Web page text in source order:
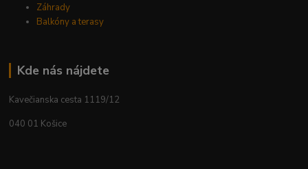
Záhrady
Balkóny a terasy
Kde nás nájdete
Kavečianska cesta 1119/12
040 01 Košice